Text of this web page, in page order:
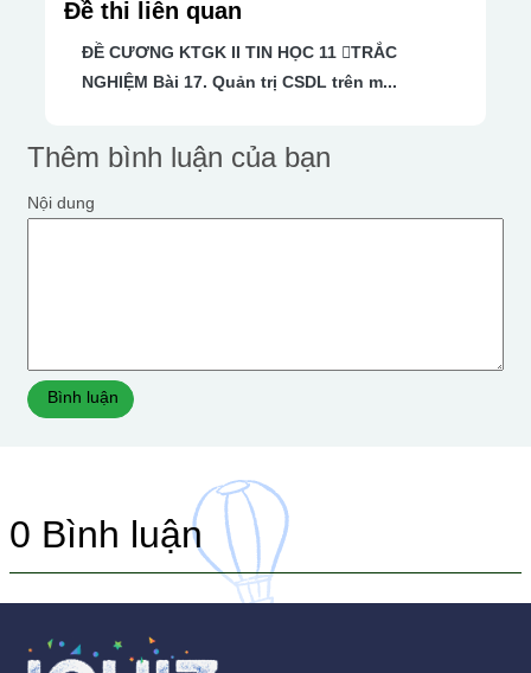
Đề thi liên quan
ĐỀ CƯƠNG KTGK II TIN HỌC 11 TRẮC
NGHIỆM Bài 17. Quản trị CSDL trên m...
Thêm bình luận của bạn
Nội dung
Bình luận
0 Bình luận